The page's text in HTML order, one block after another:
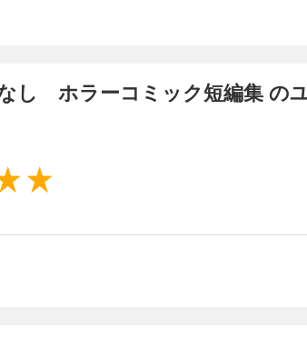
し ホラーコミック短編集 の